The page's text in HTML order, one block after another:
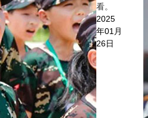
看。
2025
年01月
26日